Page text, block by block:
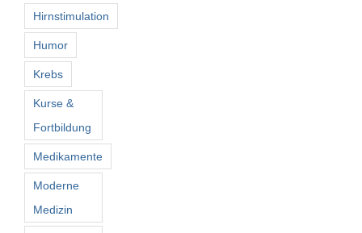
Hirnstimulation
Humor
Krebs
Kurse &
Fortbildung
Medikamente
Moderne
Medizin